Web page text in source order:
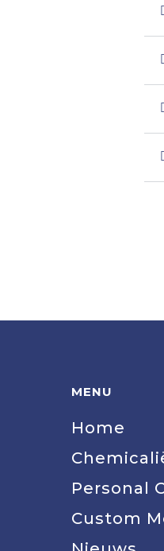
MENU
Home
Personal
Custom